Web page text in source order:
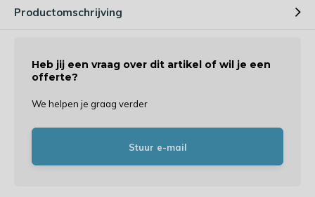
Productomschrijving
Heb jij een vraag over dit artikel of wil je een
offerte?
We helpen je graag verder
Stuur e-mail